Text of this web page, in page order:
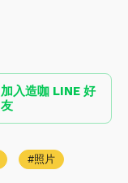
加入造咖 LINE 好
友
照片